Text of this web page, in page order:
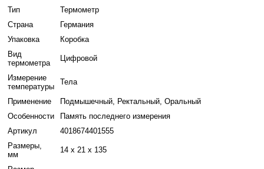
Тип
Термометр
Страна
Германия
Упаковка
Коробка
Вид
термометра
Цифровой
Измерение
температуры
Тела
Применение
Подмышечный, Ректальный, Оральный
Особенности
Память последнего измерения
Артикул
4018674401555
Размеры,
мм
14 х 21 х 135